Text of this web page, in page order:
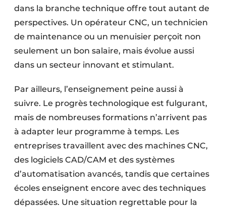
dans la branche technique offre tout autant de
perspectives. Un opérateur CNC, un technicien
de maintenance ou un menuisier perçoit non
seulement un bon salaire, mais évolue aussi
dans un secteur innovant et stimulant.
Par ailleurs, l’enseignement peine aussi à
suivre. Le progrès technologique est fulgurant,
mais de nombreuses formations n’arrivent pas
à adapter leur programme à temps. Les
entreprises travaillent avec des machines CNC,
des logiciels CAD/CAM et des systèmes
d’automatisation avancés, tandis que certaines
écoles enseignent encore avec des techniques
dépassées. Une situation regrettable pour la